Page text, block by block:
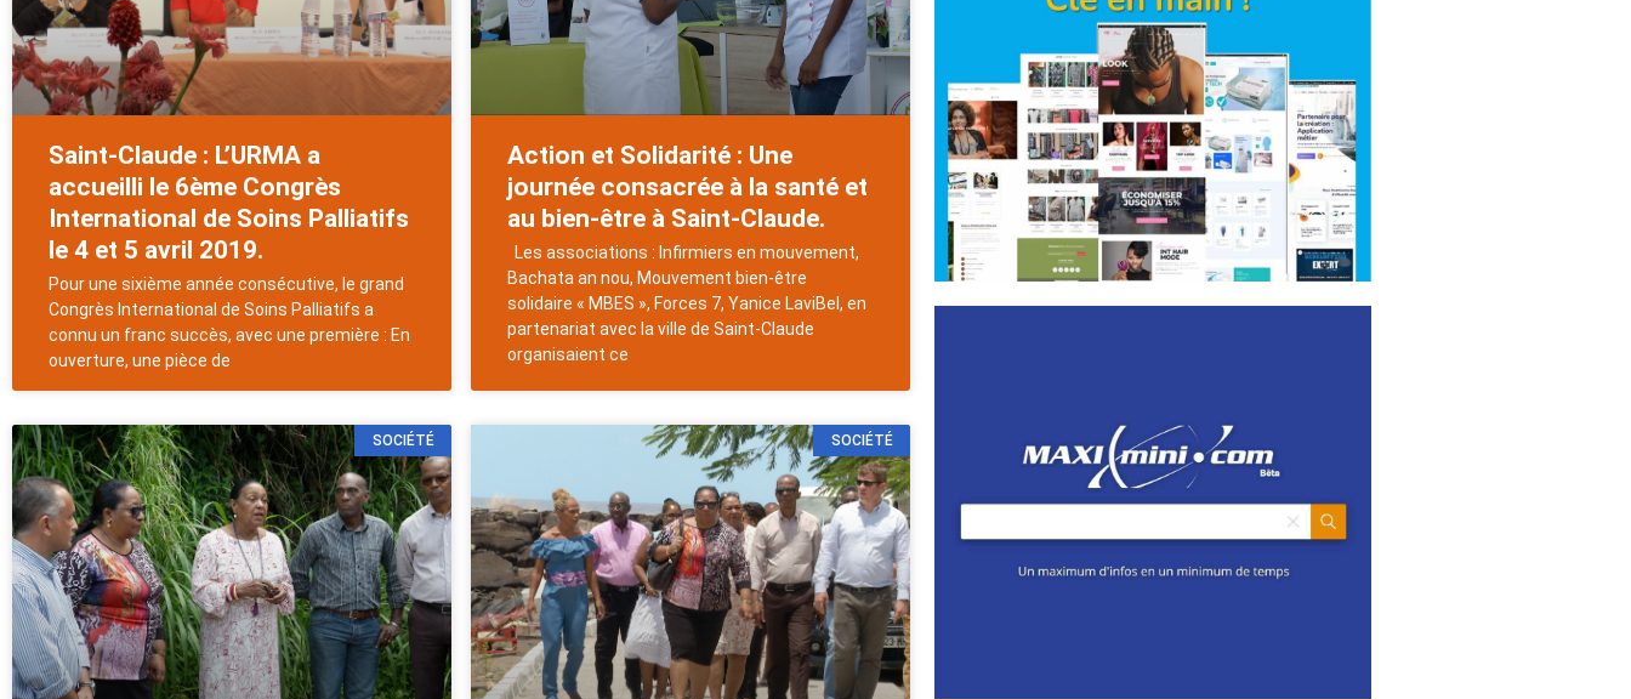
Saint-Claude : L’URMA a
accueilli le 6ème Congrès
International de Soins Palliatifs
le 4 et 5 avril 2019.
Pour une sixième année consécutive, le grand
Congrès International de Soins Palliatifs a
connu un franc succès, avec une première : En
ouverture, une pièce de
Action et Solidarité : Une
journée consacrée à la santé et
au bien-être à Saint-Claude.
Les associations : Infirmiers en mouvement,
Bachata an nou, Mouvement bien-être
solidaire « MBES », Forces 7, Yanice LaviBel, en
partenariat avec la ville de Saint-Claude
organisaient ce
SOCIÉTÉ SOCIÉTÉ